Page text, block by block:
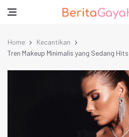
Home
Kecantikan
Tren Makeup Minimalis yang Sedang